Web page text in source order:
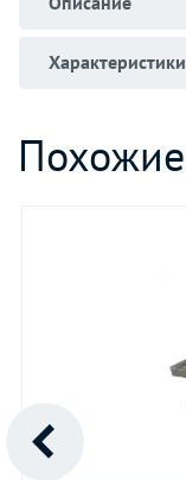
Характеристики